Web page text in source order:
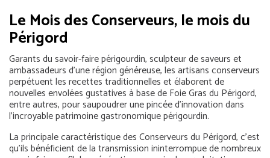
Le Mois des Conserveurs, le mois du
Périgord
Garants du savoir-faire périgourdin, sculpteur de saveurs et
ambassadeurs d’une région généreuse, les artisans conserveurs
perpétuent les recettes traditionnelles et élaborent de
nouvelles envolées gustatives à base de Foie Gras du Périgord,
entre autres, pour saupoudrer une pincée d’innovation dans
l’incroyable patrimoine gastronomique périgourdin.
La principale caractéristique des Conserveurs du Périgord, c’est
qu’ils bénéficient de la transmission ininterrompue de nombreux